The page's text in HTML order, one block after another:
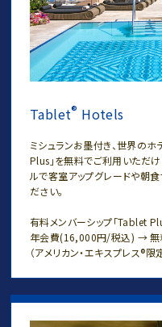
Tablet® Hotels
ミシュランお墨付き、世界の
Plus」を無料でご利用いただ
ルで客室アップグレードや朝
ださい。
有料メンバーシップ「Tablet
年会費(16,000円/税込) → 無
（アメリカン・エキスプレス®限